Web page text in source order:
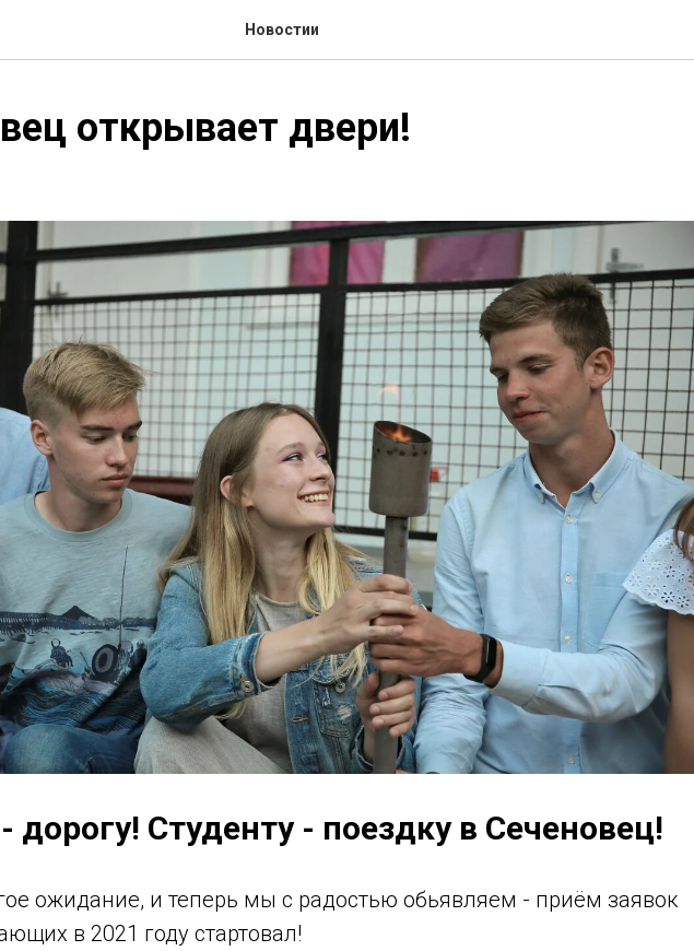
Новостии
открывает двери!
дорогу! Студенту - поездку в Сеченовец!
ожидание, и теперь мы с радостью обьявляем - приём заявок
в 2021 году стартовал!